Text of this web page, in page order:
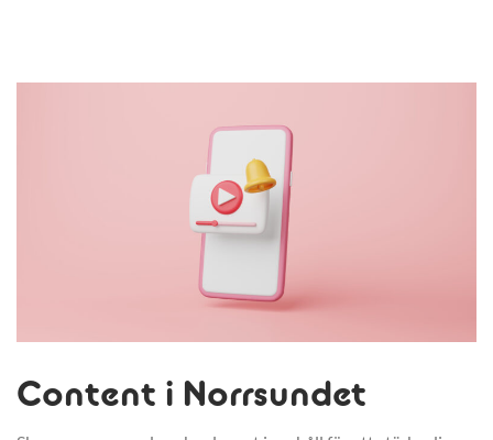
Content i Norrsundet